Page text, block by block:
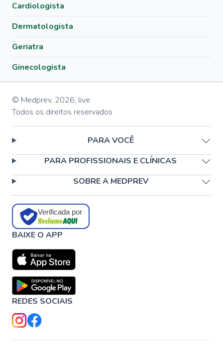
Cardiologista
Dermatologista
Geriatra
Ginecologista
© Medprev, 2026, live
Todos os direitos reservados
PARA VOCÊ
PARA PROFISSIONAIS E CLÍNICAS
SOBRE A MEDPREV
Verificada por
BAIXE O APP
REDES SOCIAIS